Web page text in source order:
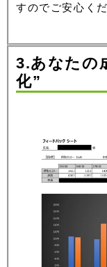
すのでご安心くだ
3.あなたの
化”